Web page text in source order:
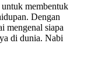
membentuk
Dengan
mengenal siapa
di dunia. Nabi